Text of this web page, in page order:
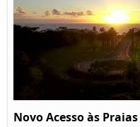
Novo Acesso às